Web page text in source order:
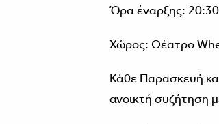
Ώρα έναρξης: 20:30
Χώρος: Θέατρο
Κάθε Παρασκευή
ανοικτή συζήτηση